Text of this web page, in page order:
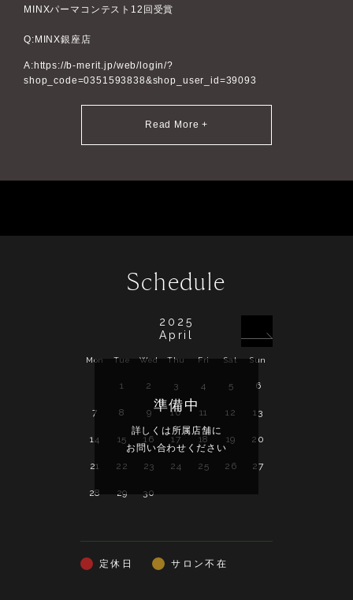
MINXパーマコンテスト12回受賞
MINX銀座店
https://b-merit.jp/web/login/?
shop_code=0351593838&shop_user_id=39093
Read More +
Schedule
2025
April
Mon Tue Wed Thu Fri Sat Sun
1 2 3 4 5 6
7 8 9 10 11 12 13
14 15 16 17 18 19 20
21 22 23 24 25 26 27
28 29 30
準備中
詳しくは所属店舗に
お問い合わせください
定休日 サロン不在